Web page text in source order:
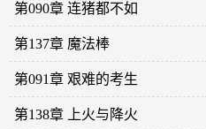
第090章 连猪都不如
第137章 魔法棒
第091章 艰难的考生
第138章 上火与降火